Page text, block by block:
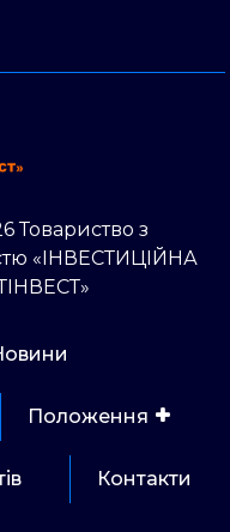
Товариство з
«ІНВЕСТИЦІЙНА
Положення
Контакти